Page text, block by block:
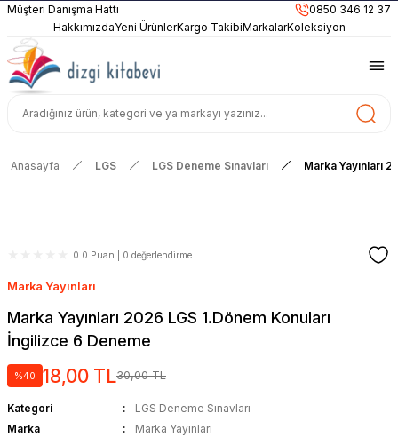
899TLve Üzeri Alışverişlerinizde
KARGO BEDAVA
Güncel ve Sınav Odaklı Kaynaklar
HakkımızdaYeni ÜrünlerKargo TakibiMarkalarKoleksiyon
Müşteri Danışma Hattı 0850 346 12 37
Anasayfa LGS LGS Deneme Sınavları Marka Yayınları
0.0 Puan | 0 değerlendirme
Marka Yayınları
Marka Yayınları 2026 LGS 1.Dönem Konuları
İngilizce 6 Deneme
%40 18,00 TL30,00 TL
Kategori
LGS Deneme Sınavları
Marka
Marka Yayınları